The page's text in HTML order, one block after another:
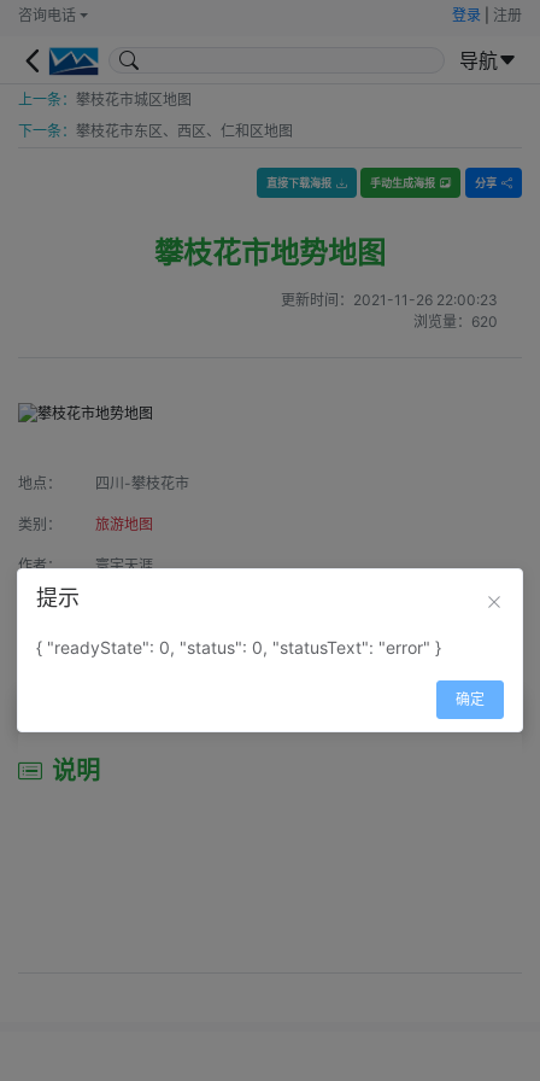
咨询电话 登录 注册
导航
上一条： 攀枝花市城区地图
下一条： 攀枝花市东区、西区、仁和区地图
直接下载海报 手动生成海报 分享
攀枝花市地势地图
更新时间： 2021-11-26 22:00:23
浏览量： 620
地点： 四川-攀枝花市
类别： 旅游地图
作者： 寰宇天涯
来源：
属性： 地图属性： 地图类型-地形地势图
说明
提示
{ "readyState": 0, "status": 0, "statusText": "error" }
确定